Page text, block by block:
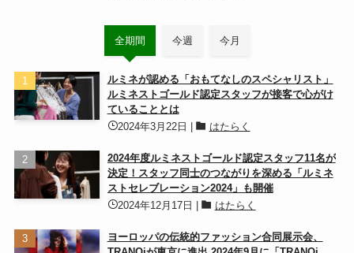
全期間 今週 今月
ルミネが認める「おもてなしのスペシャリスト」
ルミネストゴールド認定スタッフが接客で心がけ
ていることとは
2024年3月22日
はたらく
2024年度ルミネストゴールド認定スタッフ11名が
決定！スタッフ同士のつながりを深める「ルミネ
ストセレブレーション2024」も開催
2024年12月17日
はたらく
ヨーロッパの伝統的ファッション合同展示会、